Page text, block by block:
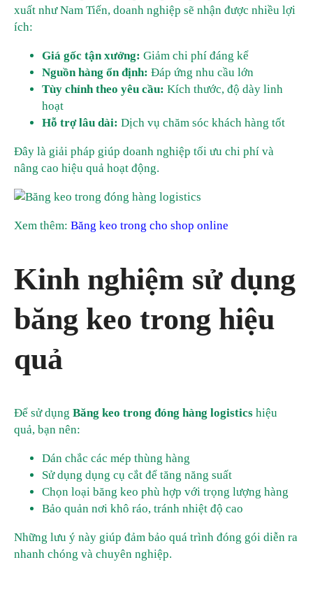
xuất như Nam Tiến, doanh nghiệp sẽ nhận được nhiều lợi
ích:
Giá gốc tận xưởng: Giảm chi phí đáng kể
Nguồn hàng ổn định: Đáp ứng nhu cầu lớn
Tùy chỉnh theo yêu cầu: Kích thước, độ dày linh
hoạt
Hỗ trợ lâu dài: Dịch vụ chăm sóc khách hàng tốt
Đây là giải pháp giúp doanh nghiệp tối ưu chi phí và
nâng cao hiệu quả hoạt động.
Xem thêm: Băng keo trong cho shop online
Kinh nghiệm sử dụng
băng keo trong hiệu
quả
Để sử dụng Băng keo trong đóng hàng logistics hiệu
quả, bạn nên:
Dán chắc các mép thùng hàng
Sử dụng dụng cụ cắt để tăng năng suất
Chọn loại băng keo phù hợp với trọng lượng hàng
Bảo quản nơi khô ráo, tránh nhiệt độ cao
Những lưu ý này giúp đảm bảo quá trình đóng gói diễn ra
nhanh chóng và chuyên nghiệp.